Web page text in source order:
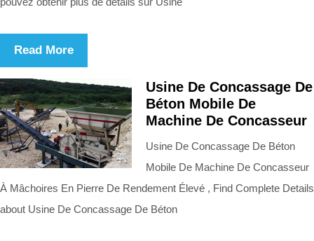
Read More
Usine De Concassage De
Béton Mobile De
Machine De Concasseur
Usine De Concassage De Béton
Mobile De Machine De Concasseur
À Mâchoires En Pierre De Rendement Élevé , Find Complete Details
about Usine De Concassage De Béton